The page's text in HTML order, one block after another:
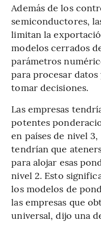
Además de los
semiconductores,
limitan la
modelos cerrados
parámetros
para procesar
tomar decisiones.
Las empresas
potentes
en países de nivel
tendrían que
para alojar esas
nivel 2. Esto
los modelos de
las empresas que
universal, dijo una